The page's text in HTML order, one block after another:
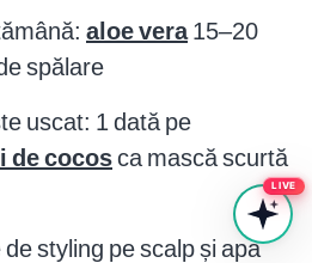
aloe vera15–20
spălare
uscat: 1 dată pe
de cocosca mască scurtă
styling pe scalp și apa
LIVE